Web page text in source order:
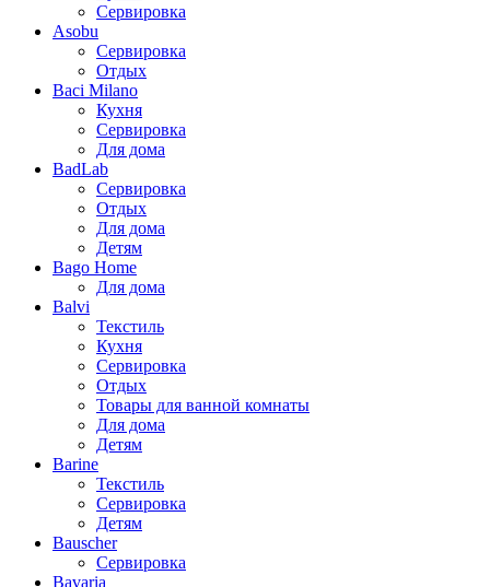
Сервировка
Asobu
Сервировка
Отдых
Baci Milano
Кухня
Сервировка
Для дома
BadLab
Сервировка
Отдых
Для дома
Детям
Bago Home
Для дома
Balvi
Текстиль
Кухня
Сервировка
Отдых
Товары для ванной комнаты
Для дома
Детям
Barine
Текстиль
Сервировка
Детям
Bauscher
Сервировка
Bavaria